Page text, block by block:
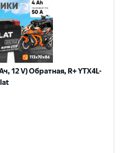
12 V) Обратная, R+ YTX4L-